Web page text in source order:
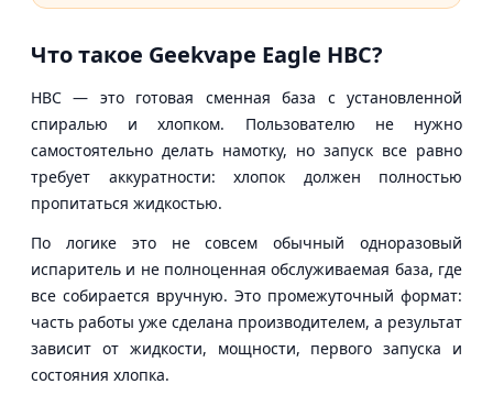
Что такое Geekvape Eagle HBC?
HBC — это готовая сменная база с установленной
спиралью и хлопком. Пользователю не нужно
самостоятельно делать намотку, но запуск все равно
требует аккуратности: хлопок должен полностью
пропитаться жидкостью.
По логике это не совсем обычный одноразовый
испаритель и не полноценная обслуживаемая база, где
все собирается вручную. Это промежуточный формат:
часть работы уже сделана производителем, а результат
зависит от жидкости, мощности, первого запуска и
состояния хлопка.